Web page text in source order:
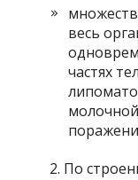
весь
частях
По